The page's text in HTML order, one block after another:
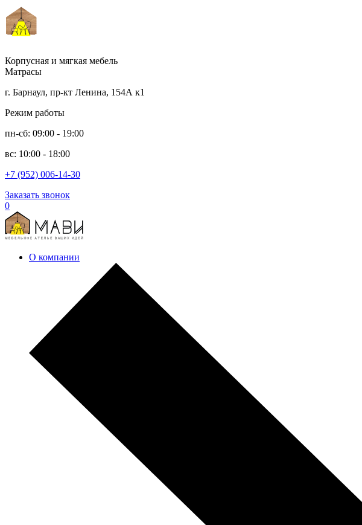
Корпусная и мягкая мебель
Матрасы
г. Барнаул, пр-кт Ленина, 154А к1
Режим работы
пн-сб: 09:00 - 19:00
вс: 10:00 - 18:00
+7 (952) 006-14-30
Заказать звонок
0
О компании